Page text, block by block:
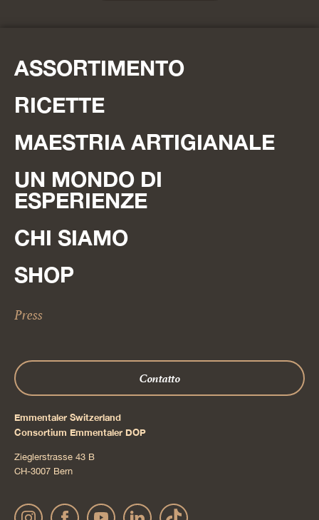
ASSORTIMENTO
RICETTE
MAESTRIA ARTIGIANALE
UN MONDO DI
ESPERIENZE
CHI SIAMO
SHOP
Press
Contatto
Emmentaler Switzerland
Consortium Emmentaler DOP
Zieglerstrasse 43 B
CH-3007 Bern